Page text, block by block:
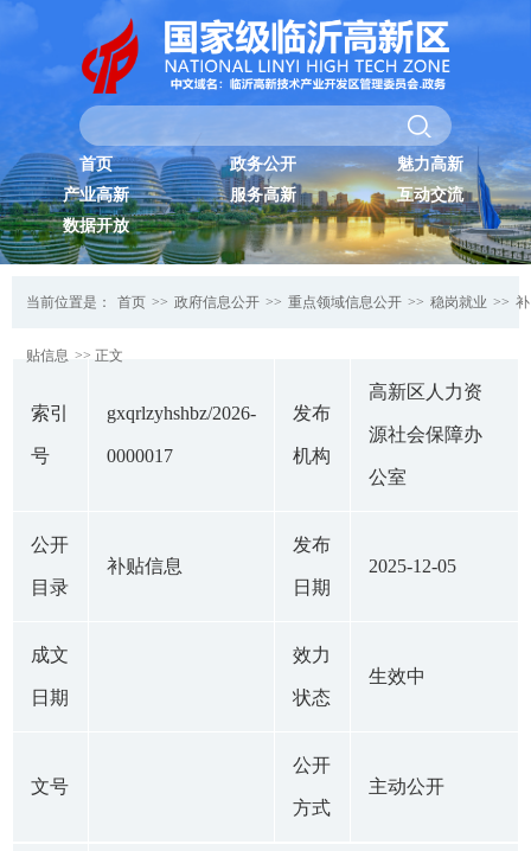
首页 政务公开
魅力高新
产业高新
服务高新
互动交流
数据开放
当前位置是： 首页 >> 政府信息公开 >> 重点领域信息公开 >> 稳岗就业 >> 补
贴信息 >> 正文
索引
号
gxqrlzyhshbz/2026-
0000017
发布
机构
高新区人力资
源社会保障办
公室
公开
目录
补贴信息
发布
日期
2025-12-05
成文
日期
效力
状态
生效中
文号
公开
方式
主动公开